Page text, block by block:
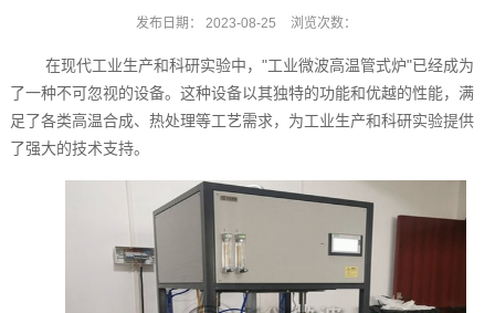
发布日期： 2023-08-25 浏览次数：
在现代工业生产和科研实验中，"工业微波高温管式炉"已经成为
了一种不可忽视的设备。这种设备以其独特的功能和优越的性能，满
足了各类高温合成、热处理等工艺需求，为工业生产和科研实验提供
了强大的技术支持。